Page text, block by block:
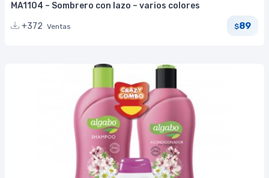
MA1104 – Sombrero con lazo – varios colores
+372 Ventas $89